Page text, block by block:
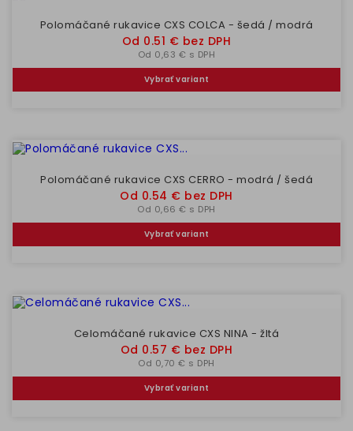
Polomáčané rukavice CXS COLCA - šedá / modrá
Cena
Od 0.51 € bez DPH
Od 0,63 € s DPH
Vybrať variant
Polomáčané rukavice CXS CERRO - modrá / šedá
Cena
Od 0.54 € bez DPH
Od 0,66 € s DPH
Vybrať variant
Celomáčané rukavice CXS NINA - žltá
Cena
Od 0.57 € bez DPH
Od 0,70 € s DPH
Vybrať variant